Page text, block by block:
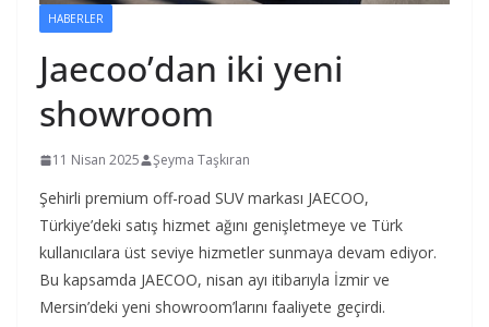
HABERLER
Jaecoo’dan iki yeni
showroom
11 Nisan 2025 Şeyma Taşkıran
Şehirli premium off-road SUV markası JAECOO,
Türkiye’deki satış hizmet ağını genişletmeye ve Türk
kullanıcılara üst seviye hizmetler sunmaya devam ediyor.
Bu kapsamda JAECOO, nisan ayı itibarıyla İzmir ve
Mersin’deki yeni showroom’larını faaliyete geçirdi.